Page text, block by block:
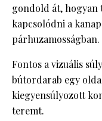
gondold át, hogyan
kapcsolódni a
párhuzamosságban.
Fontos a vizuális
bútordarab egy
kiegyensúlyozott
teremt.